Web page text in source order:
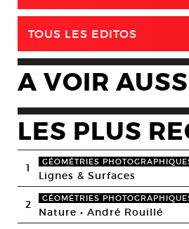
TOUS LES EDITOS
A VOIR
LES PLUS
1 GÉOMÉTRIES
Lignes & Surfaces
2 GÉOMÉTRIES
Nature • André Rouillé